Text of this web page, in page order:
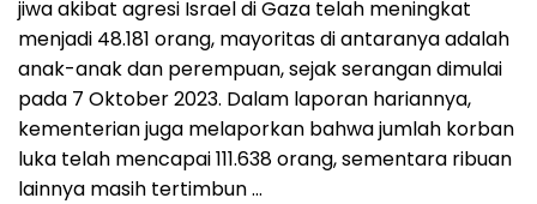
jiwa akibat agresi Israel di Gaza telah meningkat
menjadi 48.181 orang, mayoritas di antaranya adalah
anak-anak dan perempuan, sejak serangan dimulai
pada 7 Oktober 2023. Dalam laporan hariannya,
kementerian juga melaporkan bahwa jumlah korban
luka telah mencapai 111.638 orang, sementara ribuan
lainnya masih tertimbun …